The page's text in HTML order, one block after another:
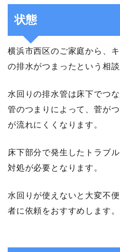
状態
横浜市西区のご家庭から、
の排水がつまったという相談
水回りの排水管は床下でつ
管のつまりによって、菅が
が流れにくくなります。
床下部分で発生したトラブ
対処が必要となります。
水回りが使えないと大変不
者に依頼をおすすめします。